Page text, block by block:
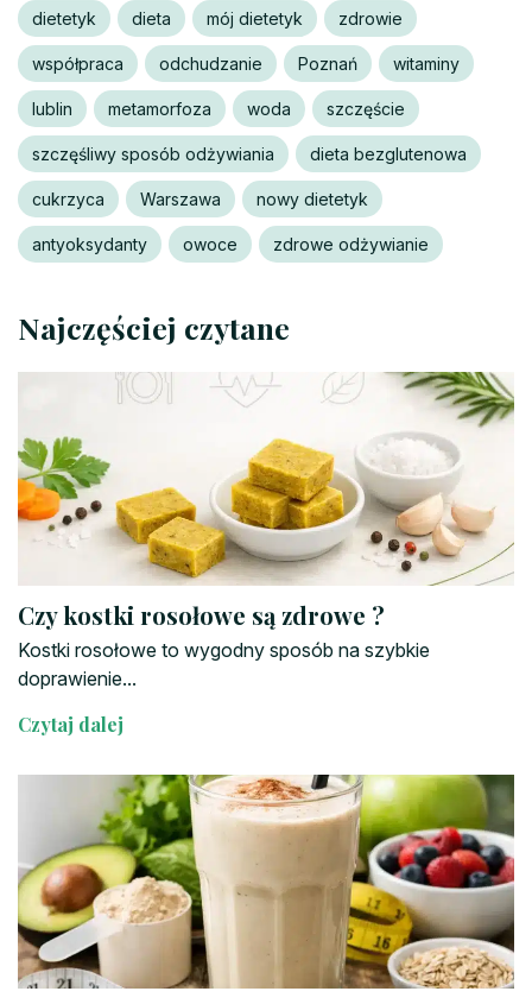
dietetyk dieta mój dietetyk zdrowie
współpraca odchudzanie Poznań witaminy
lublin metamorfoza woda szczęście
szczęśliwy sposób odżywiania dieta bezglutenowa
cukrzyca Warszawa nowy dietetyk
antyoksydanty owoce zdrowe odżywianie
Najczęściej czytane
Czy kostki rosołowe są zdrowe ?
Kostki rosołowe to wygodny sposób na szybkie
doprawienie...
Czytaj dalej